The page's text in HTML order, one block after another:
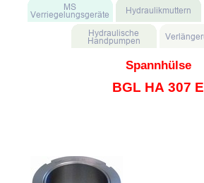
Spannhülse
BGL HA 307 E